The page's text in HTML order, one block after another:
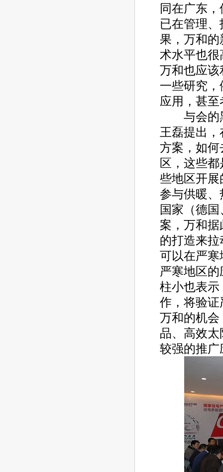
同在广东
已在管理
果，万和
术水平也
万和也应
一些研究
应用，甚
与会的黑
王磊提出
方案，如
区，这些
些地区开
参与供暖、
国家（德
案，万和
的打造来
可以在严
严寒地区
柱小也表
作，将验
万和的机
品、高效
较强的推